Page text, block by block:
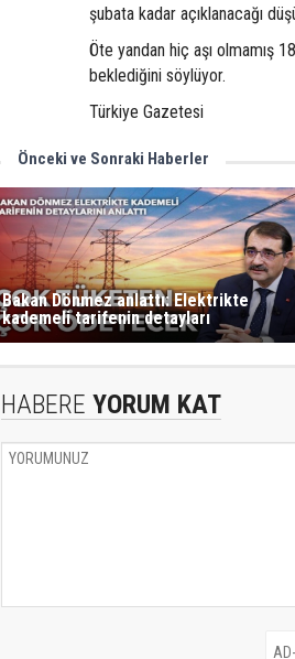
şubata kadar açıklanacağı
Öte yandan hiç aşı olmamış
beklediğini söylüyor.
Türkiye Gazetesi
Önceki ve Sonraki Haberler
Bakan Dönmez anlattı: Elektrikte
kademeli tarifenin detayları
HABERE YORUM KAT